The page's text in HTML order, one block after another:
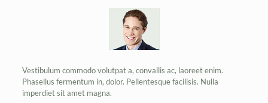
Vestibulum commodo volutpat a, convallis ac, laoreet enim.
Phasellus fermentum in, dolor. Pellentesque facilisis. Nulla
imperdiet sit amet magna.